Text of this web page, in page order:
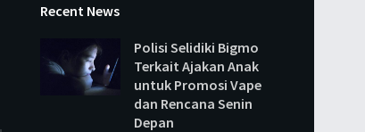
Recent News
Polisi Selidiki Bigmo
Terkait Ajakan Anak
untuk Promosi Vape
dan Rencana Senin
Depan